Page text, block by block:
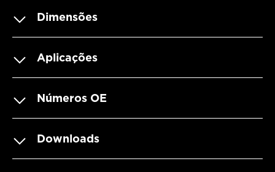
Dimensões
Aplicações
Números OE
Downloads